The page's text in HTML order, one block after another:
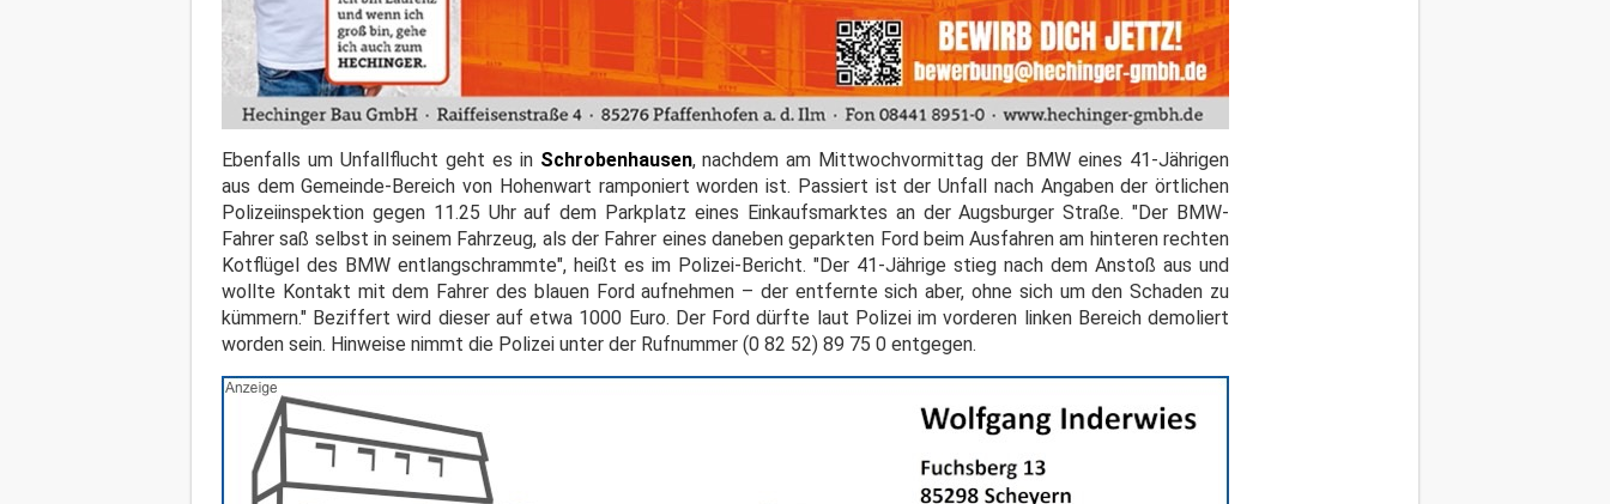
Ebenfalls um Unfallflucht geht es in Schrobenhausen, nachdem am Mittwochvormittag der BMW eines 41-Jährigen
aus dem Gemeinde-Bereich von Hohenwart ramponiert worden ist. Passiert ist der Unfall nach Angaben der örtlichen
Polizeiinspektion gegen 11.25 Uhr auf dem Parkplatz eines Einkaufsmarktes an der Augsburger Straße. "Der BMW-
Fahrer saß selbst in seinem Fahrzeug, als der Fahrer eines daneben geparkten Ford beim Ausfahren am hinteren rechten
Kotflügel des BMW entlangschrammte", heißt es im Polizei-Bericht. "Der 41-Jährige stieg nach dem Anstoß aus und
wollte Kontakt mit dem Fahrer des blauen Ford aufnehmen – der entfernte sich aber, ohne sich um den Schaden zu
kümmern." Beziffert wird dieser auf etwa 1000 Euro. Der Ford dürfte laut Polizei im vorderen linken Bereich demoliert
worden sein. Hinweise nimmt die Polizei unter der Rufnummer (0 82 52) 89 75 0 entgegen.